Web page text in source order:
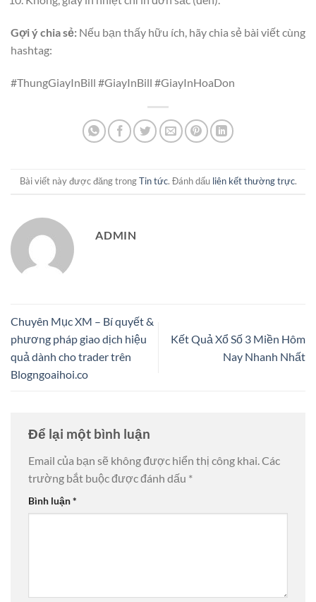
Gợi ý chia sẻ: Nếu bạn thấy hữu ích, hãy chia sẻ bài viết cùng
hashtag:
#ThungGiayInBill #GiayInBill #GiayInHoaDon
Bài viết này được đăng trongTin tức. Đánh dấu liên kết thường trực.
ADMIN
Chuyên Mục XM – Bí quyết &
phương pháp giao dịch hiệu
quả dành cho trader trên
Blogngoaihoi.co
Kết Quả Xổ Số 3 Miền Hôm
Nay Nhanh Nhất
Để lại một bình luận
Email của bạn sẽ không được hiển thị công khai.Các
trường bắt buộc được đánh dấu *
Bình luận*